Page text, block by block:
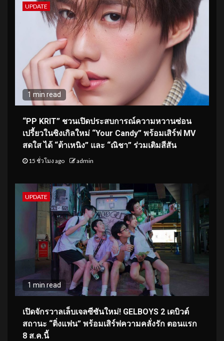
UPDATE
1 min read
“PP KRIT” ชวนเปิดประสบการณ์ความหวานซ่อน
เปรี้ยวในซิงเกิลใหม่ “Your Candy” พร้อมเสิร์ฟ MV
สดใส ได้ “ต้าเหนิง” และ “ณิชา” ร่วมเติมสีสัน
15 ชั่วโมง ago admin
UPDATE
1 min read
เปิดจักรวาลเล็บเจลซีซันใหม่! GELBOYS 2 เดบิวต์
สถานะ “ติ่งแฟน” พร้อมเสิร์ฟความคลั่งรัก ตอนแรก
8 ส.ค.นี้